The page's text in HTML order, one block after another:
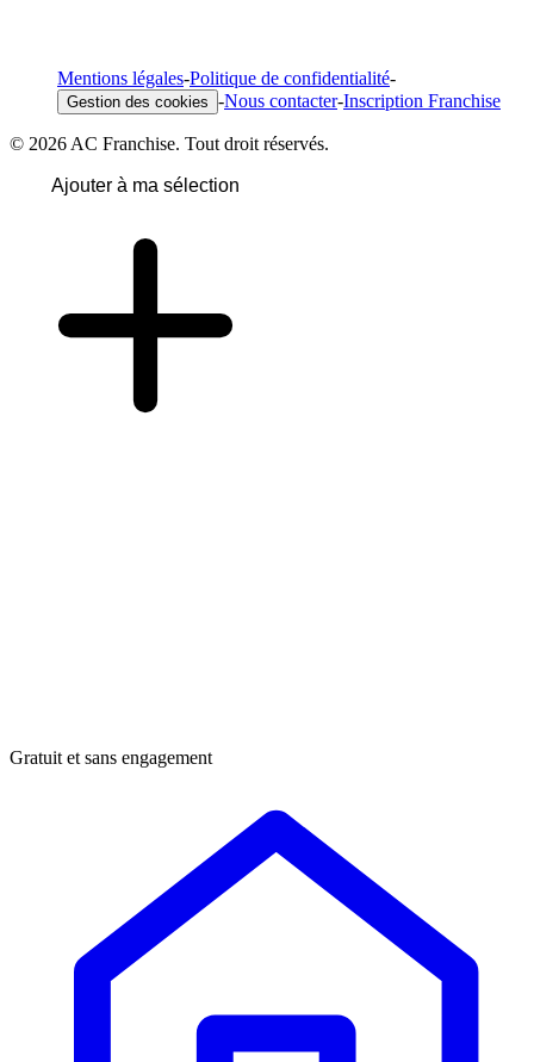
Mentions légales-Politique de confidentialité-
Gestion des cookies -Nous contacter-Inscription Franchise
© 2026 AC Franchise. Tout droit réservés.
Ajouter à ma sélection
Gratuit et sans engagement